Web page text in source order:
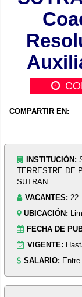
COMPARTIR EN:
INSTITUCIÓN:
TERRESTRE DE
SUTRAN
VACANTES: 22
UBICACIÓN:
FECHA DE
VIGENTE:
SALARIO: